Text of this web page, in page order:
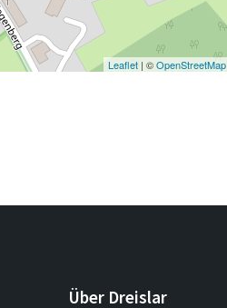
Leaflet| ©OpenStreetMap
Über Dreislar